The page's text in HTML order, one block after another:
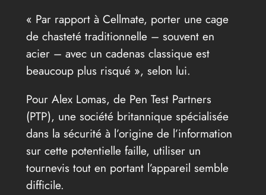
« Par rapport à Cellmate, porter une cage
de chasteté traditionnelle – souvent en
acier – avec un cadenas classique est
beaucoup plus risqué », selon lui.
Pour Alex Lomas, de Pen Test Partners
(PTP), une société britannique spécialisée
dans la sécurité à l’origine de l’information
sur cette potentielle faille, utiliser un
tournevis tout en portant l’appareil semble
difficile.